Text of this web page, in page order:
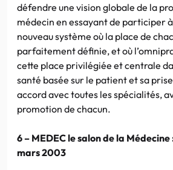
défendre une vision globale de la
médecin en essayant de participer à
nouveau système où la place de
parfaitement définie, et où
cette place privilégiée et centrale
santé basée sur le patient et sa
accord avec toutes les spécialités,
promotion de chacun.
6 – MEDEC le salon de la Médecine
mars 2003